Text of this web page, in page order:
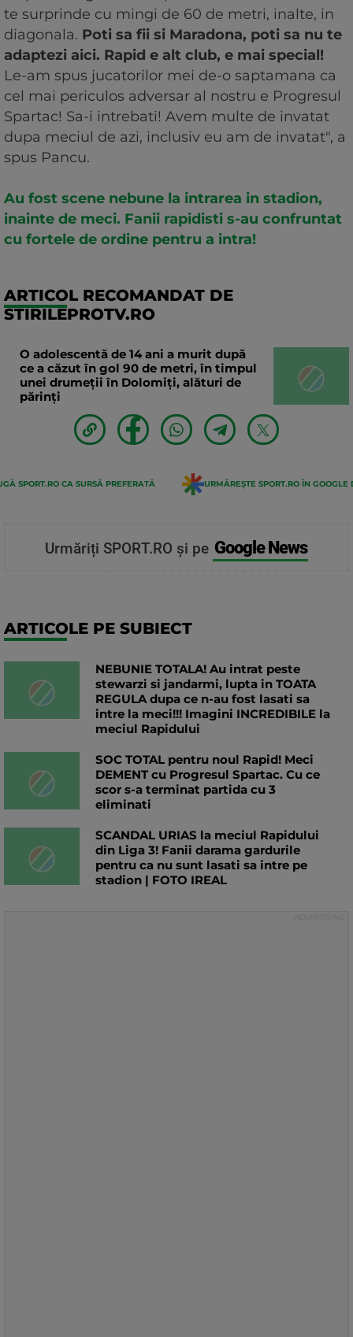
te surprinde cu mingi de 60 de metri, inalte, in
diagonala. Poti sa fii si Maradona, poti sa nu te
adaptezi aici. Rapid e alt club, e mai special!
Le-am spus jucatorilor mei de-o saptamana ca
cel mai periculos adversar al nostru e Progresul
Spartac! Sa-i intrebati! Avem multe de invatat
dupa meciul de azi, inclusiv eu am de invatat", a
spus Pancu.
Au fost scene nebune la intrarea in stadion,
inainte de meci. Fanii rapidisti s-au confruntat
cu fortele de ordine pentru a intra!
ARTICOL RECOMANDAT DE
STIRILEPROTV.RO
O adolescentă de 14 ani a murit după
ce a căzut în gol 90 de metri, în timpul
unei drumeții în Dolomiți, alături de
părinți
SPORT.RO CA SURSĂ PREFERATĂ URMĂREȘTE SPORT.RO ÎN GOOGLE
Urmăriți SPORT.RO și pe Google News
ARTICOLE PE SUBIECT
NEBUNIE TOTALA! Au intrat peste
stewarzi si jandarmi, lupta in TOATA
REGULA dupa ce n-au fost lasati sa
intre la meci!!! Imagini INCREDIBILE la
meciul Rapidului
SOC TOTAL pentru noul Rapid! Meci
DEMENT cu Progresul Spartac. Cu ce
scor s-a terminat partida cu 3
eliminati
SCANDAL URIAS la meciul Rapidului
din Liga 3! Fanii darama gardurile
pentru ca nu sunt lasati sa intre pe
stadion | FOTO IREAL